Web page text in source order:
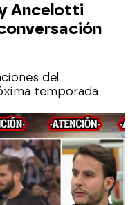
Ancelotti
del
temporada